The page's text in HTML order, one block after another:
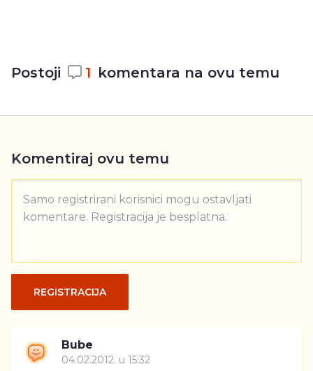
Postoji 1 komentara na ovu temu
Komentiraj ovu temu
Samo registrirani korisnici mogu ostavljati
komentare. Registracija je besplatna.
REGISTRACIJA
Bube
04.02.2012. u 15:32